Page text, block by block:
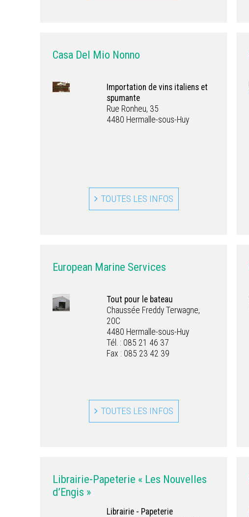
Casa Del Mio Nonno
Importation de vins italiens et
spumante
Rue Ronheu, 35
4480 Hermalle-sous-Huy
TOUTES LES INFOS
European Marine Services
Tout pour le bateau
Chaussée Freddy Terwagne,
20C
4480 Hermalle-sous-Huy
Tél. : 085 21 46 37
Fax : 085 23 42 39
TOUTES LES INFOS
Librairie-Papeterie « Les Nouvelles
d’Engis »
Librairie - Papeterie